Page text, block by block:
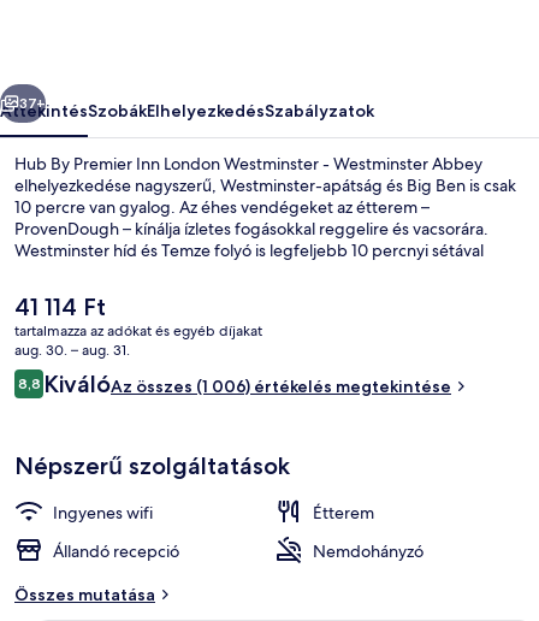
Westminster
Abbey
képgalériája
Következő
37+
ÁttekintésSzobákElhelyezkedésSzabályzatok
Hub By Premier Inn London Westminster - Westminster Abbey
elhelyezkedése nagyszerű, Westminster-apátság és Big Ben is csak
10 percre van gyalog. Az éhes vendégeket az étterem –
ProvenDough – kínálja ízletes fogásokkal reggelire és vacsorára.
Westminster híd és Temze folyó is legfeljebb 10 percnyi sétával
James’s Park metróállomás 4 perc, Westminster metróállomás pedig
7 perc séta.
A
jelenlegi
ár
41 114 Ft
41 114 Ft
tartalmazza az adókat és egyéb díjakat
aug. 30. – aug. 31.
Értékelések
8,88,8 ennyiből: 10
KiválóAz összes (1 006) értékelés megtekintése
Népszerű szolgáltatások
Ingyenes wifi
Étterem
Állandó recepció
Nemdohányzó
Összes mutatása